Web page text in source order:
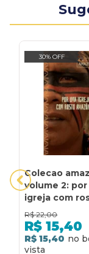
30% OFF
Colecao
volume 2:
igreja com
amazonico
R$ 22,00
R$ 15,40
R$ 15,40